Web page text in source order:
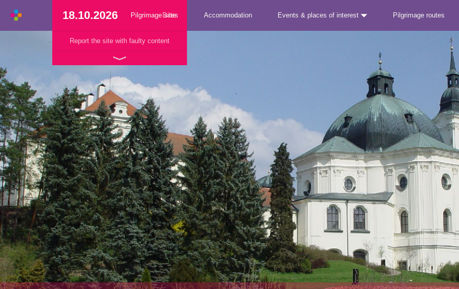
18.10.2026 Date
Report the site with faulty content
Pilgrimage sites Accommodation Events & places of interest Pilgrimage routes